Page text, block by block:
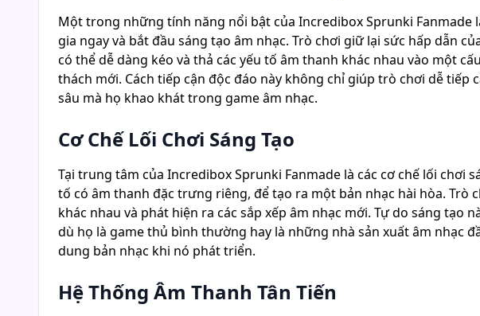
Một trong những tính năng nổi bật của Incredibox Sprunki
gia ngay và bắt đầu sáng tạo âm nhạc. Trò chơi giữ lại sức hấp dẫn
có thể dễ dàng kéo và thả các yếu tố âm thanh khác nhau vào một
thách mới. Cách tiếp cận độc đáo này không chỉ giúp trò chơi dễ
sâu mà họ khao khát trong game âm nhạc.
Cơ Chế Lối Chơi Sáng Tạo
Tại trung tâm của Incredibox Sprunki Fanmade là các cơ chế lối
tố có âm thanh đặc trưng riêng, để tạo ra một bản nhạc hài hòa.
khác nhau và phát hiện ra các sắp xếp âm nhạc mới. Tự do sáng
dù họ là game thủ bình thường hay là những nhà sản xuất âm nhạc
dung bản nhạc khi nó phát triển.
Hệ Thống Âm Thanh Tân Tiến